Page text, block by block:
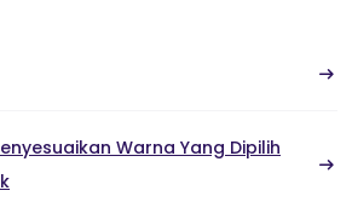
Warna Yang Dipilih